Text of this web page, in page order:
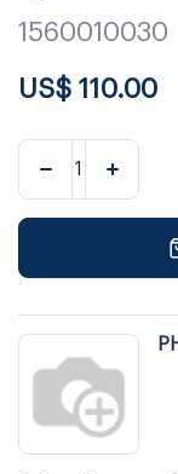
1560010030
US$ 110.00